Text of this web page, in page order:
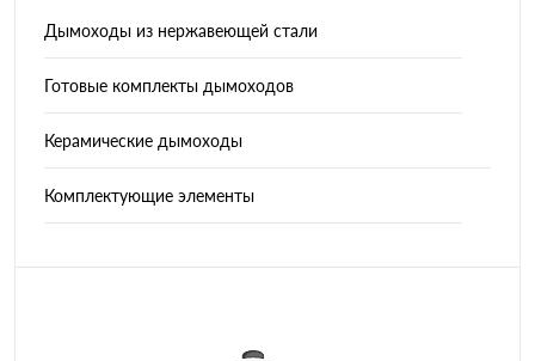
Дымоходы из нержавеющей стали
Готовые комплекты дымоходов
Керамические дымоходы
Комплектующие элементы